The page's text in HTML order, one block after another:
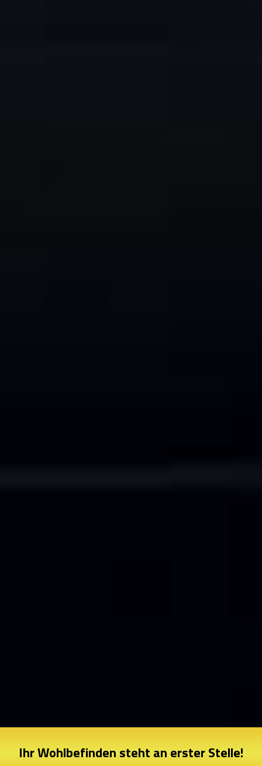
Ihr Wohlbefinden steht an erster Stelle!